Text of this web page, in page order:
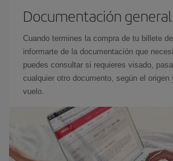
Documentación general
Cuando termines la compra de tu billete
informarte de la documentación que
puedes consultar si requieres visado,
cualquier otro documento, según el
vuelo.